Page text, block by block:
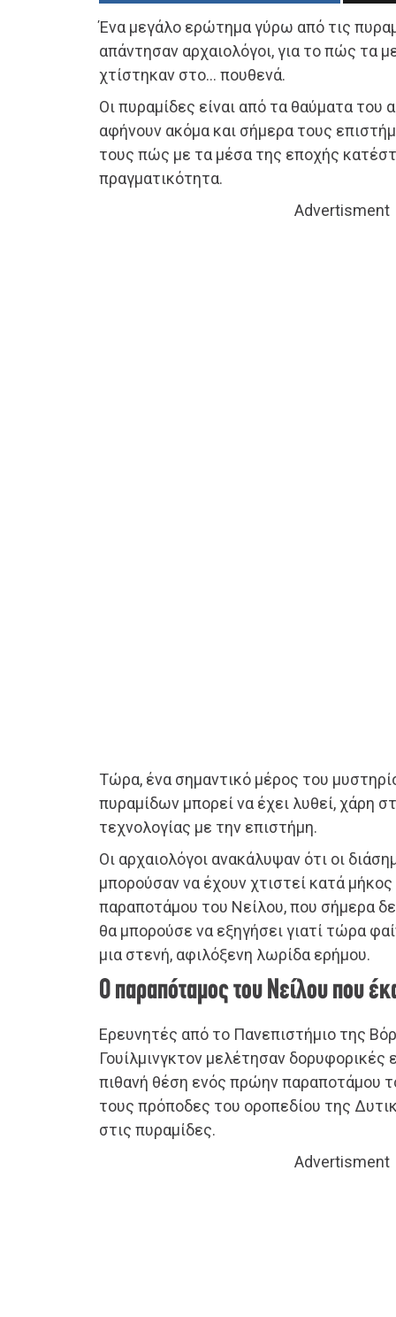
Ένα μεγάλο ερώτημα γύρω από τις
απάντησαν αρχαιολόγοι, για το πώς τα
χτίστηκαν στο… πουθενά.
Οι πυραμίδες είναι από τα θαύματα του
αφήνουν ακόμα και σήμερα τους
τους πώς με τα μέσα της εποχής
πραγματικότητα.
Advertisment
Τώρα, ένα σημαντικό μέρος του
πυραμίδων μπορεί να έχει λυθεί, χάρη
τεχνολογίας με την επιστήμη.
Οι αρχαιολόγοι ανακάλυψαν ότι οι
μπορούσαν να έχουν χτιστεί κατά
παραποτάμου του Νείλου, που σήμερα
θα μπορούσε να εξηγήσει γιατί τώρα
μια στενή, αφιλόξενη λωρίδα ερήμου.
Ο παραπόταμος του Νείλου που
Ερευνητές από το Πανεπιστήμιο της
Γουίλμινγκτον μελέτησαν δορυφορικές
πιθανή θέση ενός πρώην παραποτάμου
τους πρόποδες του οροπεδίου της
στις πυραμίδες.
Advertisment